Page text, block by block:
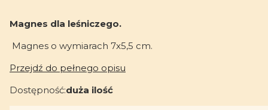
Magnes dla leśniczego.
Magnes o wymiarach 7x5,5 cm.
Przejdź do pełnego opisu
Dostępność:duża ilość